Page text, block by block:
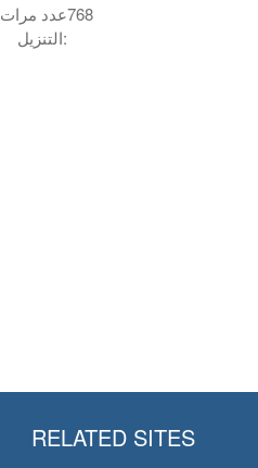
عدد مرات
التنزيل:
768
RELATED SITES